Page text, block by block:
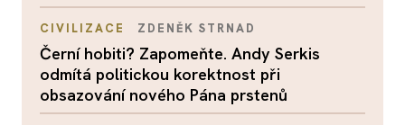
CIVILIZACE ZDENĚK STRNAD
Černí hobiti? Zapomeňte. Andy Serkis
odmítá politickou korektnost při
obsazování nového Pána prstenů